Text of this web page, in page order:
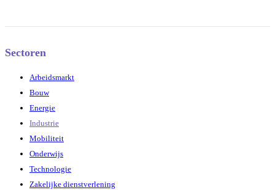
Sectoren
Arbeidsmarkt
Bouw
Energie
Industrie
Mobiliteit
Onderwijs
Technologie
Zakelijke dienstverlening